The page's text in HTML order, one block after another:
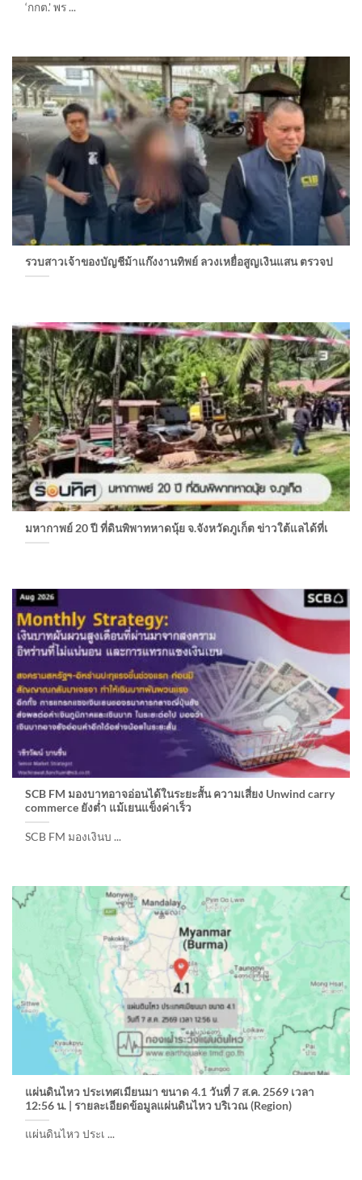
‘กกต.' พร ...
รวบสาวเจ้าของบัญชีม้าแก๊งงานทิพย์ ลวงเหยื่อสูญเงินแสน ตรวจป
มหากาพย์ 20 ปี ที่ดินพิพาทหาดนุ้ย จ.จังหวัดภูเก็ต ข่าวใต้แลได้ที่เ
SCB FM มองบาทอาจอ่อนได้ในระยะสั้น ความเสี่ยง Unwind carry
commerce ยังต่ำ แม้เยนแข็งค่าเร็ว
SCB FM มองเงินบ ...
แผ่นดินไหว ประเทศเมียนมา ขนาด 4.1 วันที่ 7 ส.ค. 2569 เวลา
12:56 น. | รายละเอียดข้อมูลแผ่นดินไหว บริเวณ (Region)
แผ่นดินไหว ประเ ...